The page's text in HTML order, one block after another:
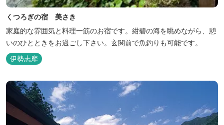
くつろぎの宿 美さき
家庭的な雰囲気と料理一筋のお宿です。紺碧の海を眺めながら、憩
いのひとときをお過ごし下さい。玄関前で魚釣りも可能です。
伊勢志摩